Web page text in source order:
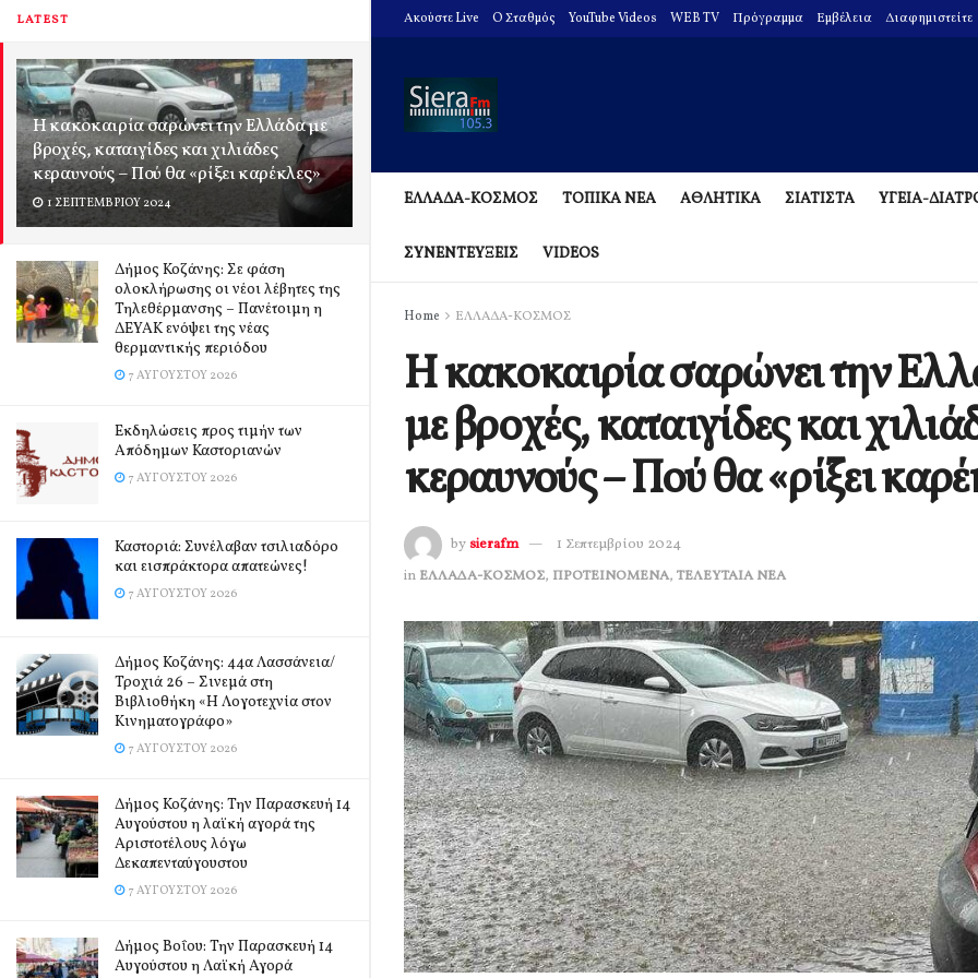
LATEST
Η κακοκαιρία σαρώνει την Ελλάδα με
βροχές, καταιγίδες και χιλιάδες
κεραυνούς – Πού θα «ρίξει καρέκλες»
1 ΣΕΠΤΕΜΒΡΊΟΥ 2024
Δήμος Κοζάνης: Σε φάση
ολοκλήρωσης οι νέοι λέβητες της
Τηλεθέρμανσης – Πανέτοιμη η
ΔΕΥΑΚ ενόψει της νέας
θερμαντικής περιόδου
7 ΑΥΓΟΎΣΤΟΥ 2026
Εκδηλώσεις προς τιμήν των
Απόδημων Καστοριανών
7 ΑΥΓΟΎΣΤΟΥ 2026
Καστοριά: Συνέλαβαν τσιλιαδόρο
και εισπράκτορα απατεώνες!
7 ΑΥΓΟΎΣΤΟΥ 2026
Δήμος Κοζάνης: 44α Λασσάνεια/
Τροχιά 26 – Σινεμά στη
Βιβλιοθήκη «Η Λογοτεχνία στον
Κινηματογράφο»
7 ΑΥΓΟΎΣΤΟΥ 2026
Δήμος Κοζάνης: Την Παρασκευή 14
Αυγούστου η λαϊκή αγορά της
Αριστοτέλους λόγω
Δεκαπενταύγουστου
7 ΑΥΓΟΎΣΤΟΥ 2026
Δήμος Βοΐου: Την Παρασκευή 14
Αυγούστου η Λαϊκή Αγορά
Ακούστε Live O Σταθμός YouTube Videos WEB TV Πρόγραμμα Εμβέλεια Διαφημιστείτε
ΕΛΛΑΔΑ-ΚΟΣΜΟΣ ΤΟΠΙΚΑ ΝΕΑ ΑΘΛΗΤΙΚΑ ΣΙΑΤΙΣΤΑ ΥΓΕΙΑ-
ΣΥΝΕΝΤΕΥΞΕΙΣ VIDEOS
Home ΕΛΛΑΔΑ-ΚΟΣΜΟΣ
Η κακοκαιρία σαρώνει την
με βροχές, καταιγίδες και
κεραυνούς – Πού θα «ρίξει
by sierafm
1 Σεπτεμβρίου 2024
in ΕΛΛΑΔΑ-ΚΟΣΜΟΣ, ΠΡΟΤΕΙΝΟΜΕΝΑ, ΤΕΛΕΥΤΑΙΑ ΝΕΑ